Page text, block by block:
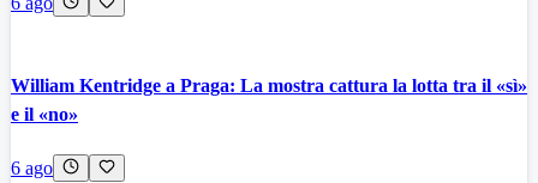
William Kentridge a Praga: La mostra cattura la lotta tra il «sì»
e il «no»
6 ago